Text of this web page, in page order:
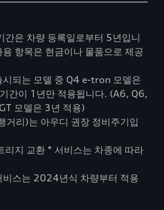
간은 차량 등록일로부터 5년입니
항목은 현금이나 물품으로 제공
시되는 모델 중 Q4 e-tron 모델은
기간이 1 년만 적용됩니다. (A6, Q6,
모델은 3 년 적용)
거리)는 아우디 권장 정비주기입
리지 교환 * 서비스는 차종에 따라
비스는 2024년식 차량부터 적용